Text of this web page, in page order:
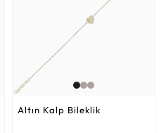
Altın Kalp Bileklik